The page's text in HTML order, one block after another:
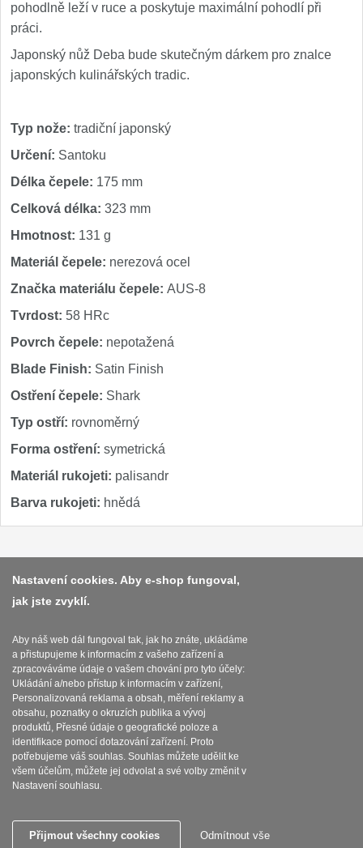
Dárky
Značky 4
pohodlně leží v ruce a poskytuje maximální pohodlí při
práci.
Japonský nůž Deba bude skutečným dárkem pro znalce
japonských kulinářských tradic.
Typ nože: tradiční japonský
Určení: Santoku
Délka čepele: 175 mm
Celková délka: 323 mm
Hmotnost: 131 g
Materiál čepele: nerezová ocel
Značka materiálu čepele: AUS-8
Tvrdost: 58 HRc
Povrch čepele: nepotažená
Blade Finish: Satin Finish
Ostření čepele: Shark
Typ ostří: rovnoměrný
Forma ostření: symetrická
Materiál rukojeti: palisandr
Barva rukojeti: hnědá
Platba a dodávka
Obchodní podmínky
Zasady zpracovani osobnich udaju
Reklamační řád
O nožích
Nastavení cookies. Aby e-shop fungoval,
jak jste zvyklí.
Aby náš web dál fungoval tak, jak ho znáte, ukládáme
a přistupujeme k informacím z vašeho zařízení a
zpracováváme údaje o vašem chování pro tyto účely:
Ukládání a/nebo přístup k informacím v zařízení,
Personalizovaná reklama a obsah, měření reklamy a
obsahu, poznatky o okruzích publika a vývoj
produktů, Přesné údaje o geografické poloze a
identifikace pomocí dotazování zařízení. Proto
potřebujeme váš souhlas. Souhlas můžete udělit ke
všem účelům, můžete jej odvolat a své volby změnit v
Nastavení souhlasu.
Přijmout všechny cookies Odmítnout vše